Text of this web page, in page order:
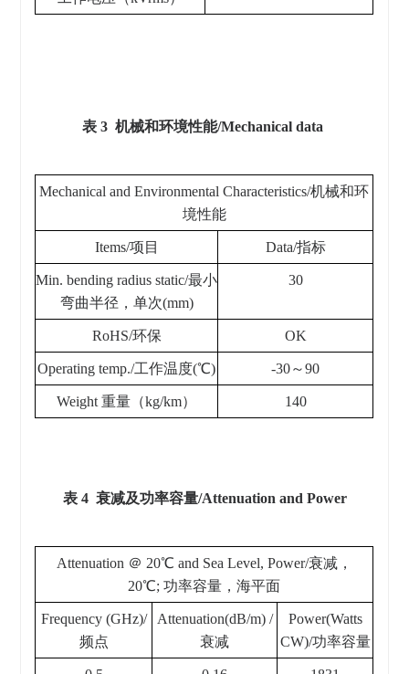
表 3 机械和环境性能/Mechanical data
Mechanical and Environmental Characteristics/机械和环
境性能
Items/项目 Data/指标
Min. bending radius static/最小
弯曲半径，单次(mm)
30
RoHS/环保 OK
Operating temp./工作温度(℃) -30～90
Weight 重量（kg/km） 140
表 4 衰减及功率容量/Attenuation and Power
Attenuation ＠ 20℃ and Sea Level, Power/衰减，
20℃; 功率容量，海平面
Frequency (GHz)/
频点
Attenuation(dB/m) /
衰减
Power(Watts
CW)/功率容量